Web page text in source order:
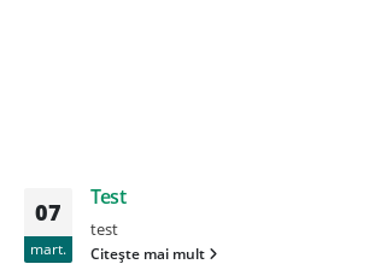
07
mart.
Test
test
Citește mai mult